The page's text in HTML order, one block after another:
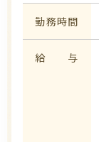
勤務時間
給 与